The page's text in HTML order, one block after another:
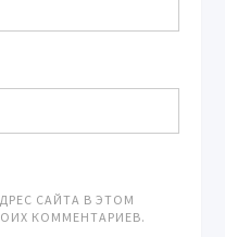
САЙТА В ЭТОМ
КОММЕНТАРИЕВ.